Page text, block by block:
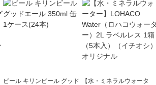
ビール キリンビール グッド
【水・ミネラルウォータ